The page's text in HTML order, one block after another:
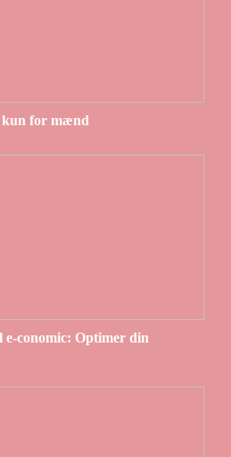
for mænd
conomic: Optimer din